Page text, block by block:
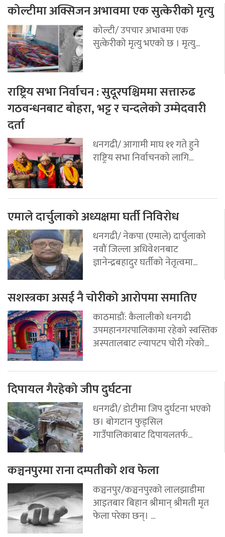
कोल्टीमा अक्सिजन अभावमा एक सुत्केरीको मृत्यु
कोल्टी/ उपचार अभावमा एक
सुत्केरीको मृत्यु भएको छ । मृत्यु...
राष्ट्रिय सभा निर्वाचन : सुदूरपश्चिममा सत्तारुढ
गठवन्धनबाट बोहरा, भट्ट र चन्दलेको उम्मेदवारी
दर्ता
धनगढी/ आगामी माघ ११ गते हुने
राष्ट्रिय सभा निर्वाचनको लागि...
एमाले दार्चुलाको अध्यक्षमा घर्ती निविरोध
धनगढी/ नेकपा (एमाले) दार्चुलाको
नवौं जिल्ला अधिवेशनबाट
ज्ञानेन्द्रबहादुर घर्तीको नेतृत्वमा...
सशस्त्रका असई नै चोरीको आरोपमा समातिए
काठमाडौं: कैलालीको धनगढी
उपमहानगरपालिकामा रहेको स्वस्तिक
अस्पतालबाट ल्यापटप चोरी गरेको...
दिपायल गैरहेको जीप दुर्घटना
धनगढी/ डोटीमा जिप दुर्घटना भएको
छ। बोगटान फुड्सिल
गाउँपालिकाबाट दिपायलतर्फ...
कञ्चनपुरमा राना दम्पतीको शव फेला
कञ्चनपुर/कञ्चनपुरको लालझाडीमा
आइतबार बिहान श्रीमान् श्रीमती मृत
फेला परेका छन्। ...